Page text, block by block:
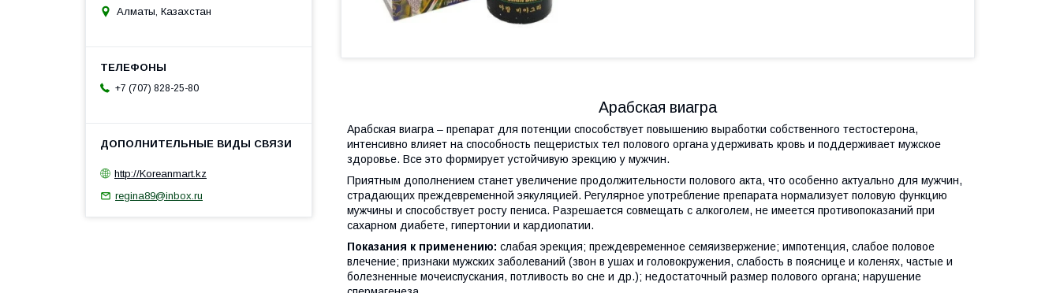
Арабская виагра
Арабская виагра – препарат для потенции способствует повышению выработки собственного тестостерона,
интенсивно влияет на способность пещеристых тел полового органа удерживать кровь и поддерживает мужское
здоровье. Все это формирует устойчивую эрекцию у мужчин.
Приятным дополнением станет увеличение продолжительности полового акта, что особенно актуально для мужчин,
страдающих преждевременной эякуляцией. Регулярное употребление препарата нормализует половую функцию
мужчины и способствует росту пениса. Разрешается совмещать с алкоголем, не имеется противопоказаний при
сахарном диабете, гипертонии и кардиопатии.
Показания к применению: слабая эрекция; преждевременное семяизвержение; импотенция, слабое половое
влечение; признаки мужских заболеваний (звон в ушах и головокружения, слабость в пояснице и коленях, частые и
болезненные мочеиспускания, потливость во сне и др.); недостаточный размер полового органа; нарушение
Алматы, Казахстан
+7 (707) 828-25-80
http://Koreanmart.kz
regina89@inbox.ru